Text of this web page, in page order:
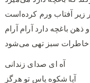
زیر آفتاب ورم کرده‌است
و ذهن باغچه دارد آرام آرام
خاطرات سبز تهی می‌شود
آه ای صدای زندانی
آیا شکوه یاس تو هرگز